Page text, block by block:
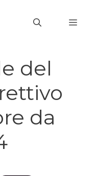
del
da